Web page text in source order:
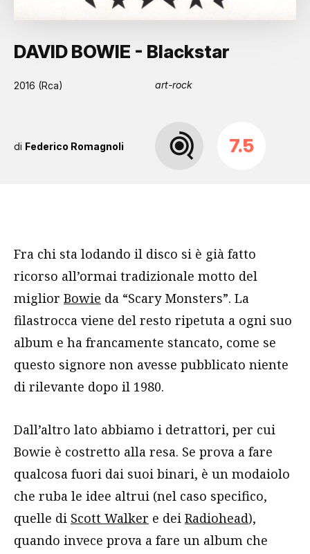
DAVID BOWIE - Blackstar
2016 (Rca) art-rock
di Federico Romagnoli 7.5
Fra chi sta lodando il disco si è già fatto
ricorso all’ormai tradizionale motto del
miglior Bowie da “Scary Monsters”. La
filastrocca viene del resto ripetuta a ogni suo
album e ha francamente stancato, come se
questo signore non avesse pubblicato niente
di rilevante dopo il 1980.
Dall’altro lato abbiamo i detrattori, per cui
Bowie è costretto alla resa. Se prova a fare
qualcosa fuori dai suoi binari, è un modaiolo
che ruba le idee altrui (nel caso specifico,
quelle di Scott Walker e dei Radiohead),
quando invece prova a fare un album che